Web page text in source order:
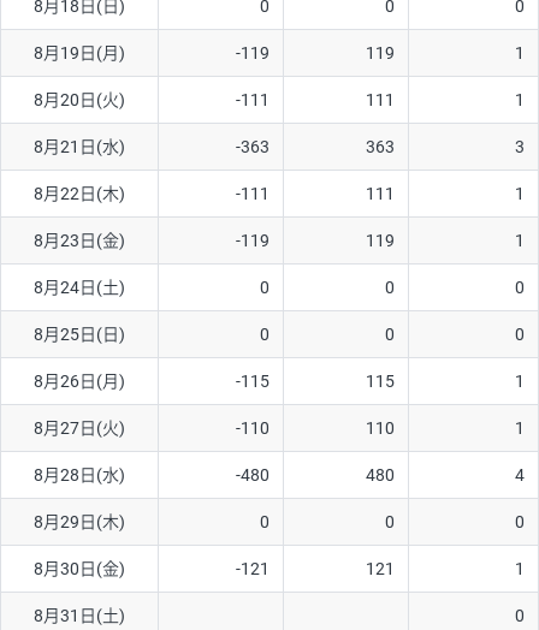
8月18日(日) 0 0 0
8月19日(月) -119 119 1
8月20日(火) -111 111 1
8月21日(水) -363 363 3
8月22日(木) -111 111 1
8月23日(金) -119 119 1
8月24日(土) 0 0 0
8月25日(日) 0 0 0
8月26日(月) -115 115 1
8月27日(火) -110 110 1
8月28日(水) -480 480 4
8月29日(木) 0 0 0
8月30日(金) -121 121 1
8月31日(土) 0